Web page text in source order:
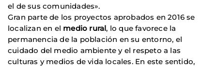
el de sus comunidades».
Gran parte de los proyectos aprobados en 2016 se
localizan en el medio rural, lo que favorece la
permanencia de la población en su entorno, el
cuidado del medio ambiente y el respeto a las
culturas y medios de vida locales. En este sentido,